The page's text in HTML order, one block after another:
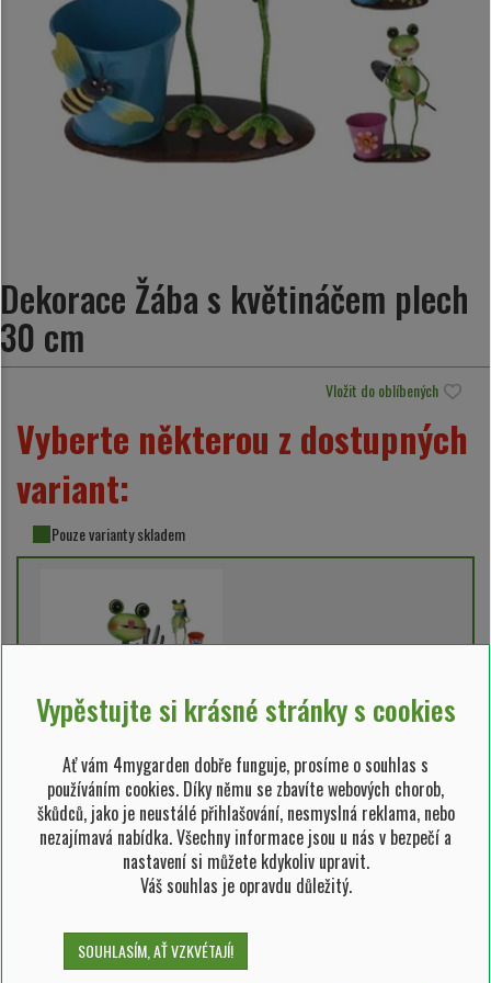
Dekorace Žába s květináčem plech
30 cm
Vložit do oblíbených
Vyberte některou z dostupných
variant:
Pouze varianty skladem
SKLADEM 1 ks
349,00 Kč/ks
Vypěstujte si krásné stránky s cookies
Ať vám 4mygarden dobře funguje, prosíme o souhlas s
používáním cookies. Díky němu se zbavíte webových chorob,
škůdců, jako je neustálé přihlašování, nesmyslná reklama, nebo
nezajímavá nabídka. Všechny informace jsou u nás v bezpečí a
nastavení si můžete kdykoliv upravit.
Váš souhlas je opravdu důležitý.
SOUHLASÍM, AŤ VZKVÉTAJÍ!